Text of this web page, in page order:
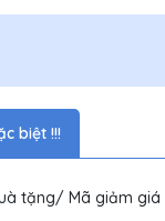
biệt !!!
tặng/ Mã giảm giá